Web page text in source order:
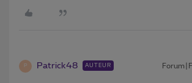
P Patrick48 AUTEUR